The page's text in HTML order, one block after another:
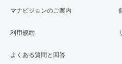
マナビジョンのご案内
利用規約
よくある質問と回答